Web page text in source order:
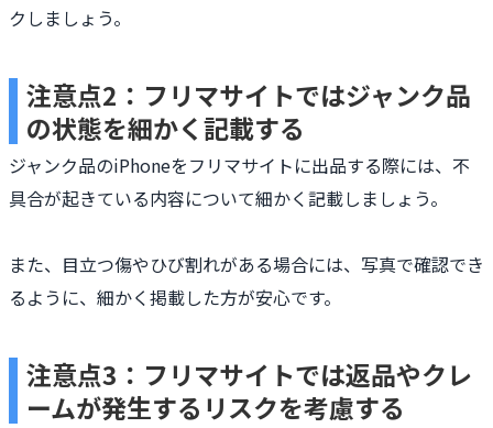
クしましょう。
注意点2：フリマサイトではジャンク品
の状態を細かく記載する
ジャンク品のiPhoneをフリマサイトに出品する際には、不
具合が起きている内容について細かく記載しましょう。
また、目立つ傷やひび割れがある場合には、写真で確認でき
るように、細かく掲載した方が安心です。
注意点3：フリマサイトでは返品やクレ
ームが発生するリスクを考慮する